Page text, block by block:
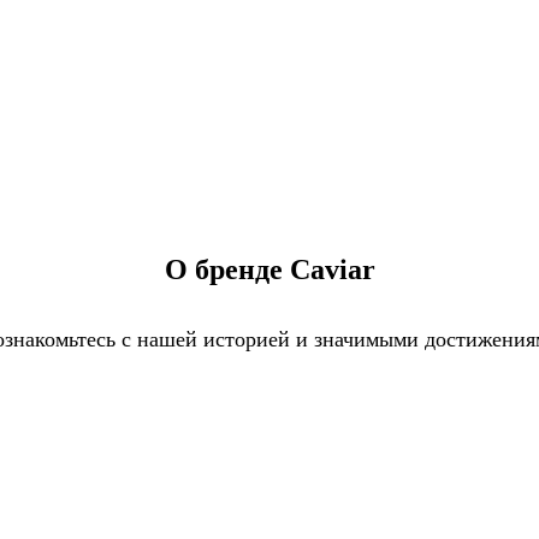
О бренде Caviar
с нашей историей и значимыми